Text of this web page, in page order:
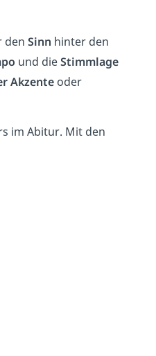
den Sinn hinter den
und dieStimmlage
Akzenteoder
im Abitur. Mit den